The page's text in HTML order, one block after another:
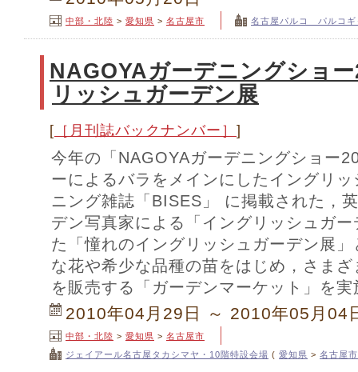
中部・北陸 > 愛知県 > 名古屋市 名古屋パルコ パルコギ
NAGOYAガーデニングショ
リッシュガーデン展
[ ［月刊誌バックナンバー］ ]
今年の「NAGOYAガーデニングショー
ーによるバラをメインにしたイングリ
ニング雑誌「BISES」 に掲載された，
デン写真家による「イングリッシュガ
た「憧れのイングリッシュガーデン展
な花や希少な品種の苗をはじめ，さま
を販売する「ガーデンマーケット」を実
2010年04月29日 ～ 2010年05月04
中部・北陸 > 愛知県 > 名古屋市
ジェイアール名古屋タカシマヤ・10階特設会場 ( 愛知県 > 名古屋市